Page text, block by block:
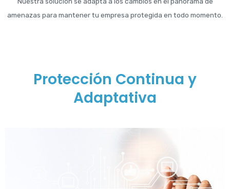
amenazas para mantener tu empresa protegida en todo momento.
Protección Continua y
Adaptativa